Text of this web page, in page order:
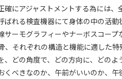
にアジャストメントする為には、
れる検査機器にて身体の中の活動
ーモグラフィーやナーボスコー
それぞれの構造と機能に適した
どの角度で、どの方向に、どのよ
べきなのか、午前がいいのか、午